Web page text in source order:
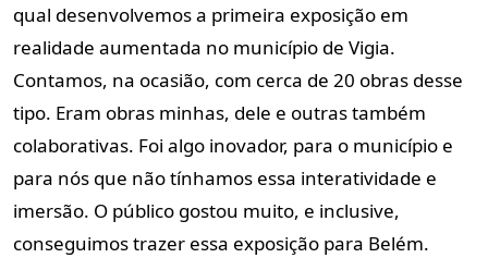
qual desenvolvemos a primeira exposição em
realidade aumentada no município de Vigia.
Contamos, na ocasião, com cerca de 20 obras desse
tipo. Eram obras minhas, dele e outras também
colaborativas. Foi algo inovador, para o município e
para nós que não tínhamos essa interatividade e
imersão. O público gostou muito, e inclusive,
conseguimos trazer essa exposição para Belém.